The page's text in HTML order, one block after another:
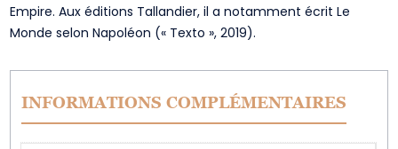
Empire. Aux éditions Tallandier, il a notamment écrit Le
Monde selon Napoléon (« Texto », 2019).
INFORMATIONS COMPLÉMENTAIRES